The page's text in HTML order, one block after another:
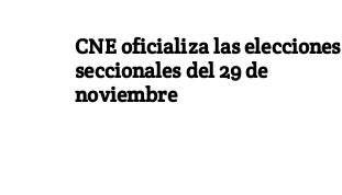
CNE oficializa las elecciones
seccionales del 29 de
noviembre